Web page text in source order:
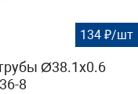
134 ₽/шт
Ø38.1х0.6
8